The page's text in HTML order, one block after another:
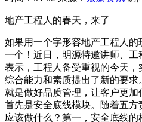
地产工程人的春天，来了
如果用一个字形容地产工程人
一个！近日，明源特邀讲师、
表示，工程人备受重视的今天
综合能力和素质提出了新的要
就是做好品质管理，让客户更
首先是安全底线模块。随着五
应该做什么？第一，安全底线